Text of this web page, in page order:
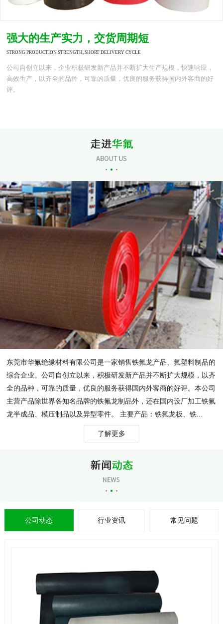
强大的生产实力，交货周期短
STRONG PRODUCTION STRENGTH, SHORT DELIVERY CYCLE
公司自创立以来，企业积极研发新产品并不断扩大生产规模，快速响应，
高效生产，以齐全的品种，可靠的质量，优良的服务获得国内外客商的好
评。
东莞市华氟绝缘材料有限公司是一家销售铁氟龙产品、氟塑料制品的
综合企业。公司自创立以来，积极研发新产品并不断扩大规模，以齐
全的品种，可靠的质量，优良的服务获得国内外客商的好评。本公司
主营产品除世界各知名品牌的铁氟龙制品外，还在国内设厂加工铁氟
龙半成品、模压制品以及异型零件。 主要产品：铁氟龙板、铁...
了解更多
公司动态 行业资讯 常见问题